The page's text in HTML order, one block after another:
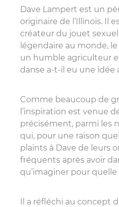
Dave Lampert est un
originaire de l’Illinois. Il
créateur du jouet
légendaire au monde,
un humble agriculteur
danse a-t-il eu une idée
Comme beaucoup de
l’inspiration est venue
précisément, parmi les
qui, pour une raison
plaints à Dave de leurs
fréquents après avoir
qu’imaginer pour quelle
Il a réfléchi au concept